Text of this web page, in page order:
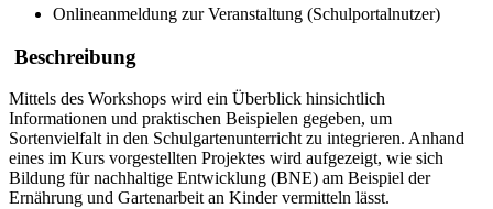
Onlineanmeldung zur Veranstaltung (Schulportalnutzer)
Beschreibung
Mittels des Workshops wird ein Überblick hinsichtlich
Informationen und praktischen Beispielen gegeben, um
Sortenvielfalt in den Schulgartenunterricht zu integrieren. Anhand
eines im Kurs vorgestellten Projektes wird aufgezeigt, wie sich
Bildung für nachhaltige Entwicklung (BNE) am Beispiel der
Ernährung und Gartenarbeit an Kinder vermitteln lässt.